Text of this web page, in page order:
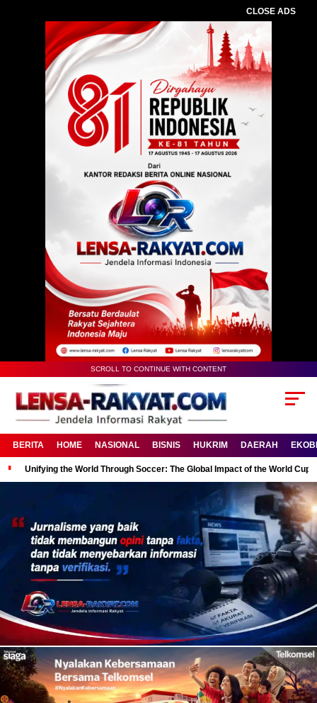
CLOSE ADS
SCROLL TO CONTINUE WITH CONTENT
BERITA HOME NASIONAL BISNIS HUKRIM DAERAH
Unifying the World Through Soccer: The Global Impact of the World Cup